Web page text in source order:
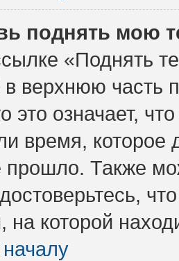
поднять мою
«Поднять
в верхнюю часть
это означает,
время, которое
Также
на которой